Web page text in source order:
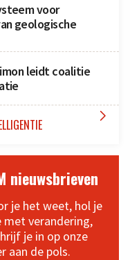
voor
geologische
leidt coalitie

nieuwsbrieven
je het weet, hol je
met verandering,
je in op onze
aan de pols.